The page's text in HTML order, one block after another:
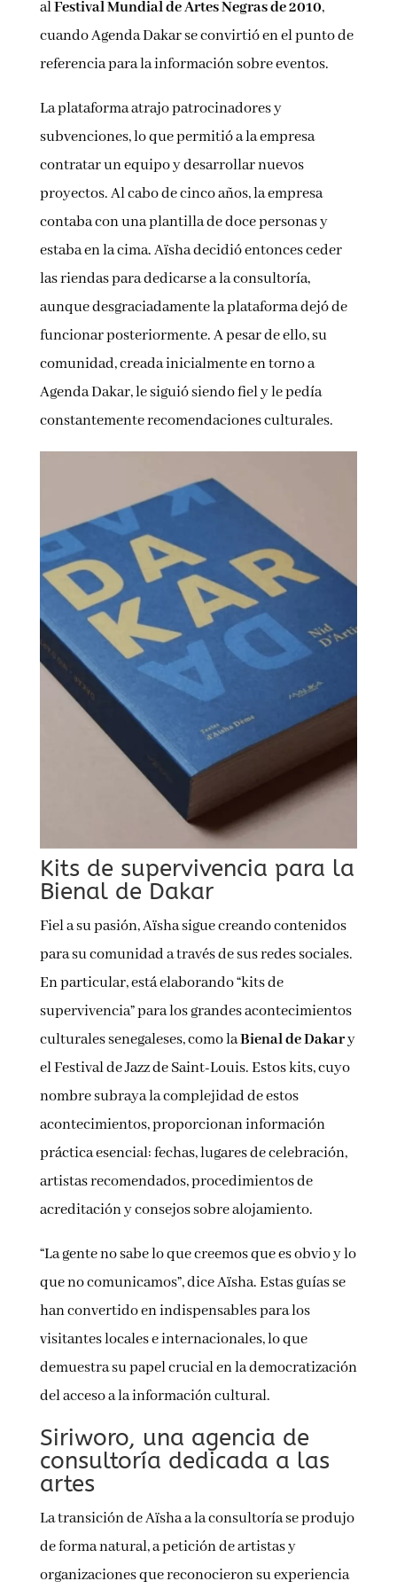
alFestival Mundial de Artes Negras de 2010,
cuando Agenda Dakar se convirtió en el punto de
referencia para la información sobre eventos.
La plataforma atrajo patrocinadores y
subvenciones, lo que permitió a la empresa
contratar un equipo y desarrollar nuevos
proyectos. Al cabo de cinco años, la empresa
contaba con una plantilla de doce personas y
estaba en la cima. Aïsha decidió entonces ceder
las riendas para dedicarse a la consultoría,
aunque desgraciadamente la plataforma dejó de
funcionar posteriormente. A pesar de ello, su
comunidad, creada inicialmente en torno a
Agenda Dakar, le siguió siendo fiel y le pedía
constantemente recomendaciones culturales.
Kits de supervivencia para la
Bienal de Dakar
Fiel a su pasión, Aïsha sigue creando contenidos
para su comunidad a través de sus redes sociales.
En particular, está elaborando “kits de
supervivencia” para los grandes acontecimientos
culturales senegaleses, como laBienal de Dakary
el Festival de Jazz de Saint-Louis. Estos kits, cuyo
nombre subraya la complejidad de estos
acontecimientos, proporcionan información
práctica esencial: fechas, lugares de celebración,
artistas recomendados, procedimientos de
acreditación y consejos sobre alojamiento.
“La gente no sabe lo que creemos que es obvio y lo
que no comunicamos”, dice Aïsha. Estas guías se
han convertido en indispensables para los
visitantes locales e internacionales, lo que
demuestra su papel crucial en la democratización
del acceso a la información cultural.
Siriworo, una agencia de
consultoría dedicada a las
artes
La transición de Aïsha a la consultoría se produjo
de forma natural, a petición de artistas y
organizaciones que reconocieron su experiencia